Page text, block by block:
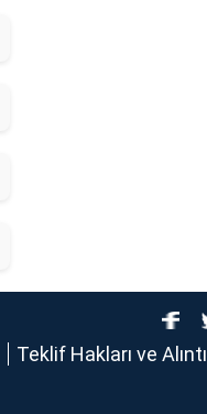
Teklif Hakları ve Alıntı